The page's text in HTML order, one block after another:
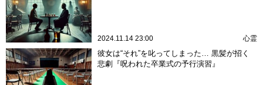
2024.11.14 23:00 心霊
彼女は“それ”を叱ってしまった… 黒髪が招く
悲劇『呪われた卒業式の予行演習』